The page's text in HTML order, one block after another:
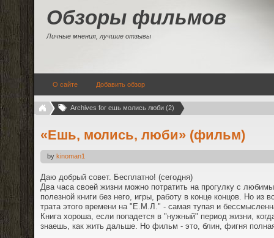
Обзоры фильмов
Личные мнения, лучшие отзывы
О сайте Добавить обзор
Archives for ешь молись люби (2)
«Ешь, молись, люби» (фильм)
by kinoman1
Даю добрый совет. Бесплатно! (сегодня)
Два часа своей жизни можно потратить на прогулку с
полезной книги без него, игры, работу в конце концов. Но из
трата этого времени на "Е.М.Л." - самая тупая и
Книга хороша, если попадется в "нужный" период жизни,
знаешь, как жить дальше. Но фильм - это, блин, фигня